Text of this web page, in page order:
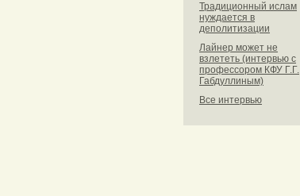
Традиционный ислам
нуждается в
деполитизации
Лайнер может не
взлететь (интервью с
профессором КФУ Г.Г.
Габдуллиным)
Все интервью